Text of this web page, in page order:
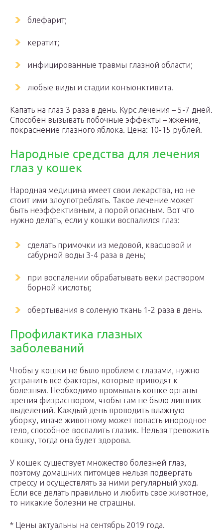
блефарит;
кератит;
инфицированные травмы глазной области;
любые виды и стадии конъюнктивита.
Капать на глаз 3 раза в день. Курс лечения – 5-7 дней.
Способен вызывать побочные эффекты – жжение,
покраснение глазного яблока. Цена: 10-15 рублей.
Народные средства для лечения
глаз у кошек
Народная медицина имеет свои лекарства, но не
стоит ими злоупотреблять. Такое лечение может
быть неэффективным, а порой опасным. Вот что
нужно делать, если у кошки воспалился глаз:
сделать примочки из медовой, квасцовой и
сабурной воды 3-4 раза в день;
при воспалении обрабатывать веки раствором
борной кислоты;
обертывания в соленую ткань 1-2 раза в день.
Профилактика глазных
заболеваний
Чтобы у кошки не было проблем с глазами, нужно
устранить все факторы, которые приводят к
болезням. Необходимо промывать кошке органы
зрения физраствором, чтобы там не было лишних
выделений. Каждый день проводить влажную
уборку, иначе животному может попасть инородное
тело, способное воспалить глазик. Нельзя тревожить
кошку, тогда она будет здорова.
У кошек существует множество болезней глаз,
поэтому домашних питомцев нельзя подвергать
стрессу и осуществлять за ними регулярный уход.
Если все делать правильно и любить свое животное,
то никакие болезни не страшны.
* Цены актуальны на сентябрь 2019 года.